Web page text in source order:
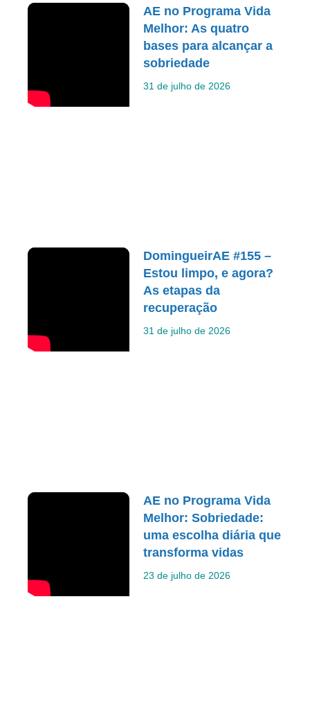
AE no Programa Vida
Melhor: As quatro
bases para alcançar a
sobriedade
31 de julho de 2026
DomingueirAE #155 –
Estou limpo, e agora?
As etapas da
recuperação
31 de julho de 2026
AE no Programa Vida
Melhor: Sobriedade:
uma escolha diária que
transforma vidas
23 de julho de 2026